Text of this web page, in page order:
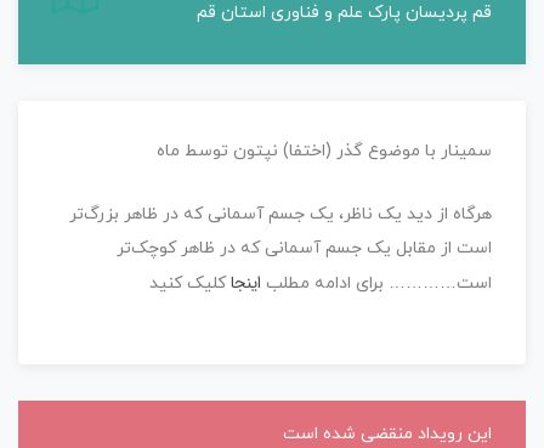
قم پردیسان پارک علم و فناوری استان قم
سمینار با موضوع گذر (اختفا) نپتون توسط ماه
هرگاه از دید یک ناظر، یک جسم آسمانی که در ظاهر بزرگ‌تر
است از مقابل یک جسم آسمانی که در ظاهر کوچک‌تر
است………… برای ادامه مطلب اینجاکلیک کنید
این رویداد منقضی شده است